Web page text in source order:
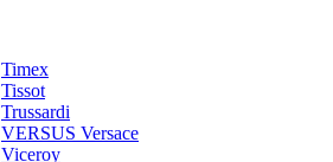
Timex
Tissot
Trussardi
VERSUS Versace
Viceroy